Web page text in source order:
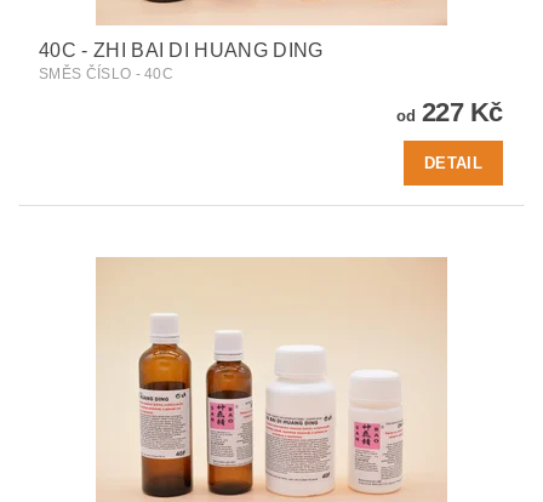
40C - ZHI BAI DI HUANG DING
SMĚS ČÍSLO - 40C
od 227 Kč
DETAIL